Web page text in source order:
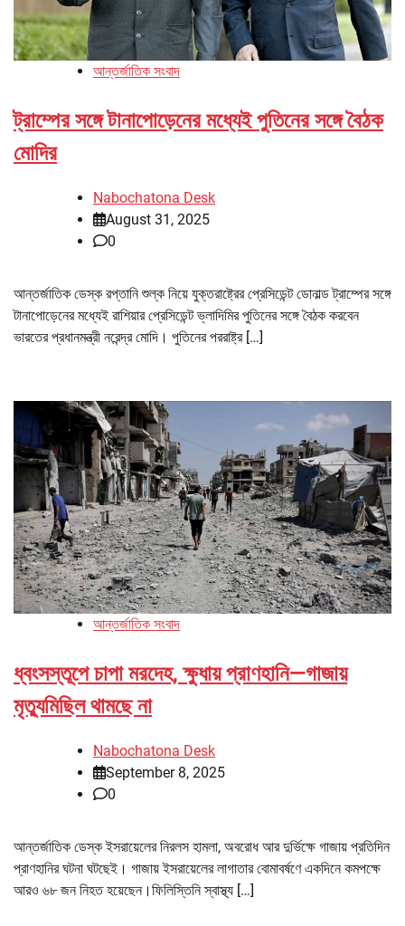
আন্তর্জাতিক সংবাদ
ট্রাম্পের সঙ্গে টানাপোড়েনের মধ্যেই পুতিনের সঙ্গে বৈঠক
মোদির
Nabochatona Desk
August 31, 2025
0
আন্তর্জাতিক ডেস্ক রপ্তানি শুল্ক নিয়ে যুক্তরাষ্ট্রের প্রেসিডেন্ট ডোনাল্ড ট্রাম্পের সঙ্গে
টানাপোড়েনের মধ্যেই রাশিয়ার প্রেসিডেন্ট ভ্লাদিমির পুতিনের সঙ্গে বৈঠক করবেন
ভারতের প্রধানমন্ত্রী নরেন্দ্র মোদি। পুতিনের পররাষ্ট্র […]
আন্তর্জাতিক সংবাদ
ধ্বংসস্তূপে চাপা মরদেহ, ক্ষুধায় প্রাণহানি—গাজায়
মৃত্যুমিছিল থামছে না
Nabochatona Desk
September 8, 2025
0
আন্তর্জাতিক ডেস্ক ইসরায়েলের নিরলস হামলা, অবরোধ আর দুর্ভিক্ষে গাজায় প্রতিদিন
প্রাণহানির ঘটনা ঘটছেই। গাজায় ইসরায়েলের লাগাতার বোমাবর্ষণে একদিনে কমপক্ষে
আরও ৬৮ জন নিহত হয়েছেন।ফিলিস্তিনি স্বাস্থ্য […]